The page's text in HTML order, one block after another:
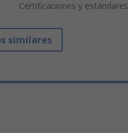
Certificaciones y estándares
similares